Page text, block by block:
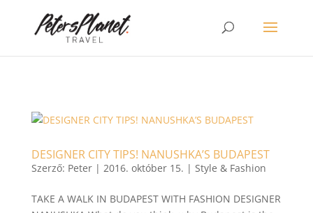
DESIGNER CITY TIPS! NANUSHKA’S BUDAPEST
Szerző: Peter| 2016. október 15. | Style & Fashion
TAKE A WALK IN BUDAPEST WITH FASHION DESIGNER